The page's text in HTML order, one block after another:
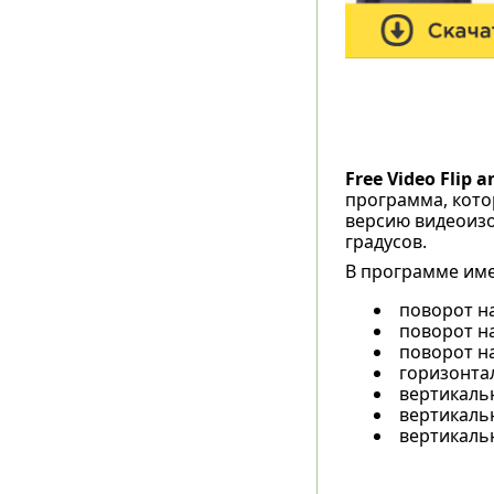
Free Video Flip
программа,
версию
градусов.
В программе
поворот
поворот
поворот